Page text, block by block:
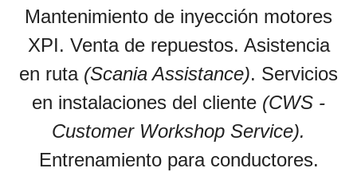
Mantenimiento de inyección motores
XPI. Venta de repuestos. Asistencia
en ruta (Scania Assistance). Servicios
en instalaciones del cliente (CWS -
Customer Workshop Service).
Entrenamiento para conductores.